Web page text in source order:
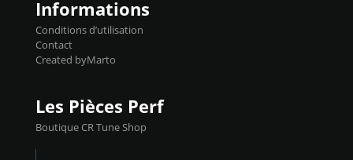
Informations
Conditions d’utilisation
Contact
Created byMarto
Les Pièces Perf
Boutique CR Tune Shop